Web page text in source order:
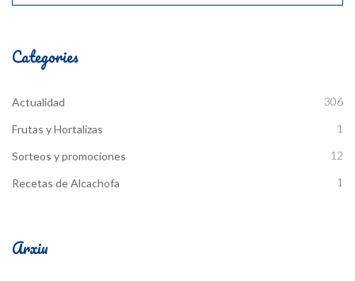
Categories
Actualidad 306
Frutas y Hortalizas 1
Sorteos y promociones 12
Recetas de Alcachofa 1
Arxiu